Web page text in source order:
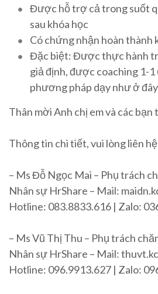
Được hỗ trợ cả trong suốt
sau khóa học
Có chứng nhận hoàn thành
Đặc biệt: Được thực hành
giả định, được coaching 1-
phương pháp dạy như ở
Thân mời Anh chị em và các bạn
Thông tin chi tiết, vui lòng liên
– Ms Đỗ Ngọc Mai – Phụ trách
Nhân sự HrShare – Mail:
Hotline: 083.8833.616 | Zalo:
– Ms Vũ Thị Thu – Phụ trách
Nhân sự HrShare – Mail:
Hotline: 096.9913.627 | Zalo: